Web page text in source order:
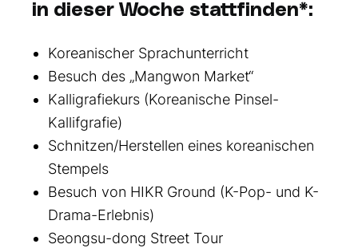
in dieser Woche stattfinden*:
Koreanischer Sprachunterricht
Besuch des „Mangwon Market“
Kalligrafiekurs (Koreanische Pinsel-
Kallifgrafie)
Schnitzen/Herstellen eines koreanischen
Stempels
Besuch von HIKR Ground (K-Pop- und K-
Drama-Erlebnis)
Seongsu-dong Street Tour